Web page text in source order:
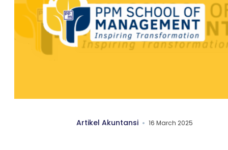
Artikel Akuntansi 16 March 2025